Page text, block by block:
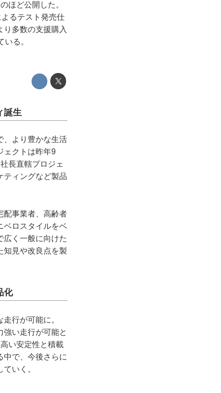
ほど公開した。
るテスト発売仕
多数の支援購入
る。
誕生
、より豊かな生活
ェクトは昨年9
長直轄プロジェ
ティングなど製品
配事業者、高齢者
ベロスタイルをベ
広く一般に向けた
知見や改良点を製
化
行が可能に。
い走行が可能と
い安定性と積載
中で、今後さらに
いく。